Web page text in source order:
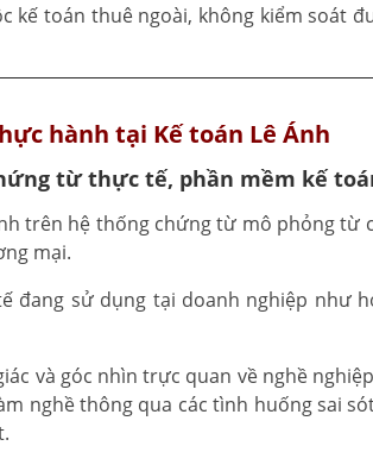
kế toán thuê ngoài, không kiểm soát
hành tại Kế toán Lê Ánh
từ thực tế, phần mềm kế
trên hệ thống chứng từ mô phỏng
mại.
sử dụng tại doanh nghiệp như
và góc nhìn trực quan về nghề
nghề thông qua các tình huống sai